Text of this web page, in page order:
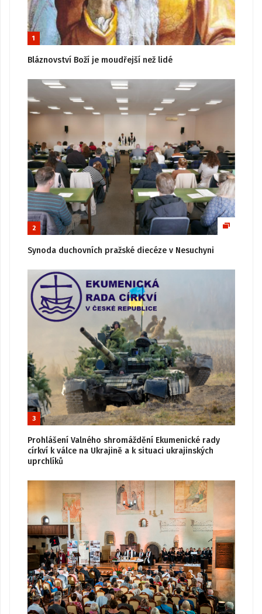
1
Bláznovství Boží je moudřejší než lidé
2
Synoda duchovních pražské diecéze v Nesuchyni
3
Prohlášení Valného shromáždění Ekumenické rady
církví k válce na Ukrajině a k situaci ukrajinských
uprchlíků